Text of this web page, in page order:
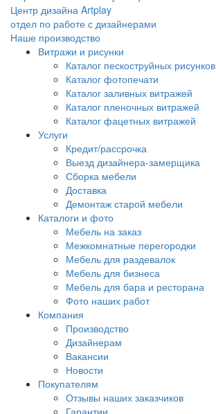
Центр дизайна Artplay
отдел по работе с дизайнерами
Наше производство
Витражи и рисунки
Каталог пескоструйных рисунков
Каталог фотопечати
Каталог заливных витражей
Каталог пленочных витражей
Каталог фацетных витражей
Услуги
Кредит/рассрочка
Выезд дизайнера-замерщика
Сборка мебели
Доставка
Демонтаж старой мебели
Каталоги и фото
Мебель на заказ
Межкомнатные перегородки
Мебель для раздевалок
Мебель для бизнеса
Мебель для бара и ресторана
Фото наших работ
Компания
Производство
Дизайнерам
Вакансии
Новости
Покупателям
Отзывы наших заказчиков
Гарантии